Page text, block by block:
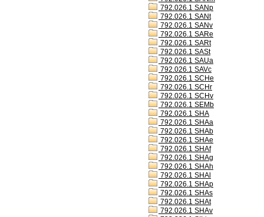
792.026.1 SANp
792.026.1 SANt
792.026.1 SANv
792.026.1 SARe
792.026.1 SARt
792.026.1 SASt
792.026.1 SAUa
792.026.1 SAVc
792.026.1 SCHe
792.026.1 SCHr
792.026.1 SCHv
792.026.1 SEMb
792.026.1 SHA
792.026.1 SHAa
792.026.1 SHAb
792.026.1 SHAe
792.026.1 SHAf
792.026.1 SHAg
792.026.1 SHAh
792.026.1 SHAl
792.026.1 SHAp
792.026.1 SHAs
792.026.1 SHAt
792.026.1 SHAv